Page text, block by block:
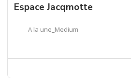
Espace Jacqmotte
A la une_Medium